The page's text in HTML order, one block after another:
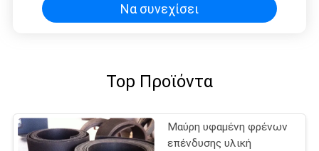
Να συνεχίσει
Top Προϊόντα
Μαύρη υφαμένη φρένων
επένδυσης υλική